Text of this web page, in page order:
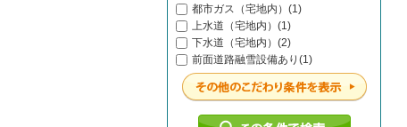
都市ガス（宅地内）(1)
上水道（宅地内）(1)
下水道（宅地内）(2)
前面道路融雪設備あり(1)